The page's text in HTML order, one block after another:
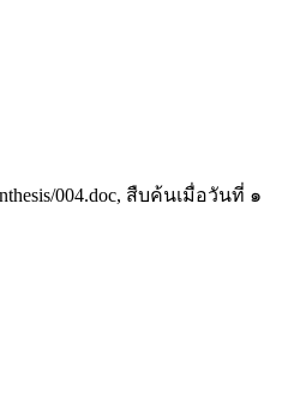
004.doc, สืบค้นเมื่อวันที่ ๑